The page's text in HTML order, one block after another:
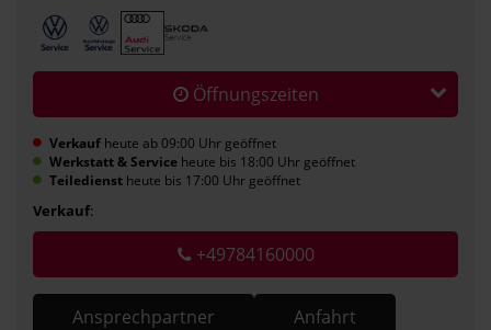
Öffnungszeiten
Verkaufheute ab 09:00 Uhr geöffnet
Werkstatt & Serviceheute bis 18:00 Uhr geöffnet
Teiledienstheute bis 17:00 Uhr geöffnet
Verkauf:
+49784160000
Ansprechpartner
Anfahrt